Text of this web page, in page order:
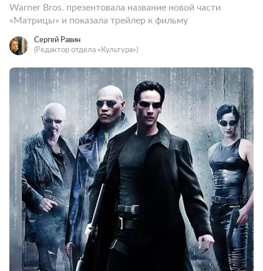
Warner Bros. презентовала название новой части
«Матрицы» и показала трейлер к фильму
Сергей Равин
(Редактор отдела «Культура»)